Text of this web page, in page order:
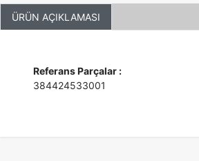
ÜRÜN AÇIKLAMASI
Referans Parçalar :
384424533001